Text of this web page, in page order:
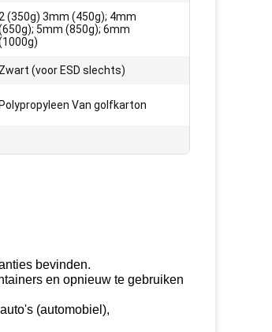
2 (350g) 3mm (450g); 4mm
5mm (850g); 6mm
Zwart (voor ESD slechts)
Polypropyleen Van golfkarton
bevinden.
en opnieuw te gebruiken
(automobiel),